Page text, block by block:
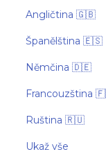
Angličtina 🇬🇧
Španělština 🇪🇸
Němčina 🇩🇪
Francouzština
Ruština 🇷🇺
Ukaž vše